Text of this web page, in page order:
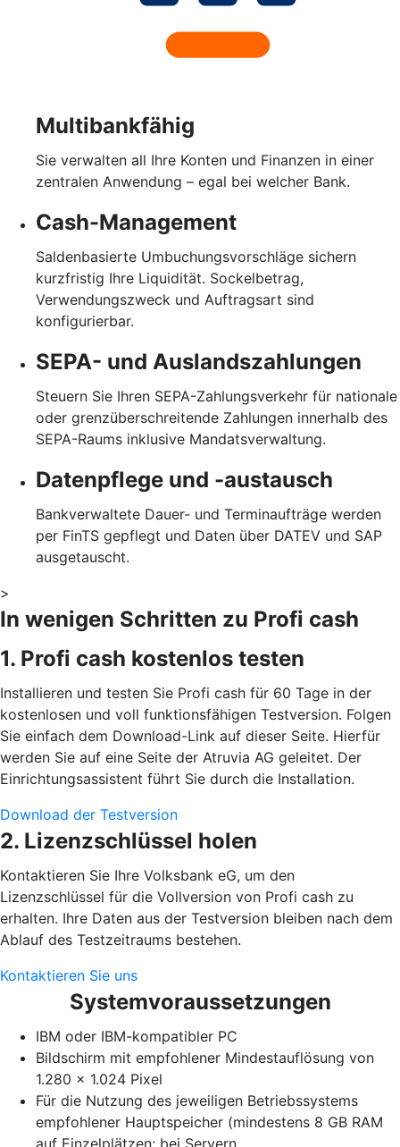
Multibankfähig
Sie verwalten all Ihre Konten und Finanzen in einer
zentralen Anwendung – egal bei welcher Bank.
Cash-Management
Saldenbasierte Umbuchungsvorschläge sichern
kurzfristig Ihre Liquidität. Sockelbetrag,
Verwendungszweck und Auftragsart sind
konfigurierbar.
SEPA- und Auslandszahlungen
Steuern Sie Ihren SEPA-Zahlungsverkehr für nationale
oder grenzüberschreitende Zahlungen innerhalb des
SEPA-Raums inklusive Mandatsverwaltung.
Datenpflege und -austausch
Bankverwaltete Dauer- und Terminaufträge werden
per FinTS gepflegt und Daten über DATEV und SAP
ausgetauscht.
>
In wenigen Schritten zu Profi cash
1. Profi cash kostenlos testen
Installieren und testen Sie Profi cash für 60 Tage in der
kostenlosen und voll funktionsfähigen Testversion. Folgen
Sie einfach dem Download-Link auf dieser Seite. Hierfür
werden Sie auf eine Seite der Atruvia AG geleitet. Der
Einrichtungsassistent führt Sie durch die Installation.
Download der Testversion
2. Lizenzschlüssel holen
Kontaktieren Sie Ihre Volksbank eG, um den
Lizenzschlüssel für die Vollversion von Profi cash zu
erhalten. Ihre Daten aus der Testversion bleiben nach dem
Ablauf des Testzeitraums bestehen.
Kontaktieren Sie uns
Systemvoraussetzungen
IBM oder IBM-kompatibler PC
Bildschirm mit empfohlener Mindestauflösung von
1.280 x 1.024 Pixel
Für die Nutzung des jeweiligen Betriebssystems
empfohlener Hauptspeicher (mindestens 8 GB RAM
auf Einzelplätzen; bei Servern